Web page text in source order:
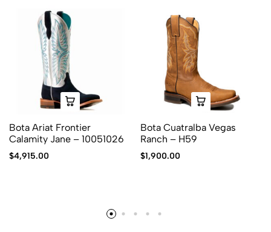
Bota Ariat Frontier
Calamity Jane – 10051026
$4,915.00
Bota Cuatralba Vegas
Ranch – H59
$1,900.00